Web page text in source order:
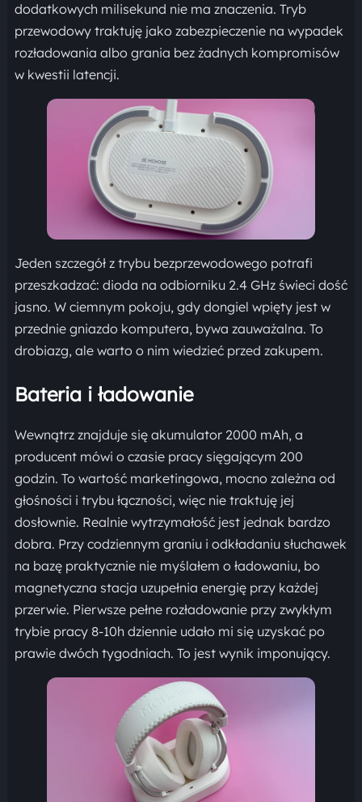
dodatkowych milisekund nie ma znaczenia. Tryb
przewodowy traktuję jako zabezpieczenie na wypadek
rozładowania albo grania bez żadnych kompromisów
w kwestii latencji.
Jeden szczegół z trybu bezprzewodowego potrafi
przeszkadzać: dioda na odbiorniku 2.4 GHz świeci dość
jasno. W ciemnym pokoju, gdy dongiel wpięty jest w
przednie gniazdo komputera, bywa zauważalna. To
drobiazg, ale warto o nim wiedzieć przed zakupem.
Bateria i ładowanie
Wewnątrz znajduje się akumulator 2000 mAh, a
producent mówi o czasie pracy sięgającym 200
godzin. To wartość marketingowa, mocno zależna od
głośności i trybu łączności, więc nie traktuję jej
dosłownie. Realnie wytrzymałość jest jednak bardzo
dobra. Przy codziennym graniu i odkładaniu słuchawek
na bazę praktycznie nie myślałem o ładowaniu, bo
magnetyczna stacja uzupełnia energię przy każdej
przerwie. Pierwsze pełne rozładowanie przy zwykłym
trybie pracy 8-10h dziennie udało mi się uzyskać po
prawie dwóch tygodniach. To jest wynik imponujący.